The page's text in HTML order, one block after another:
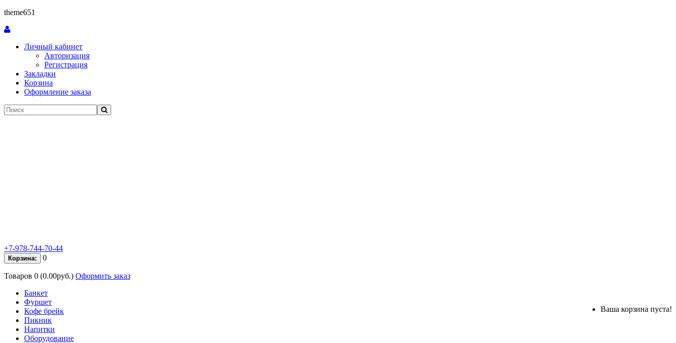
theme651
Личный кабинет
Авторизация
Регистрация
Закладки
Корзина
Оформление заказа
+7-978-744-70-44
Корзина: 0
Товаров 0 (0.00руб.) Оформить заказ
Ваша корзина пуста!
Банкет
Фуршет
Кофе брейк
Пикник
Напитки
Оборудование